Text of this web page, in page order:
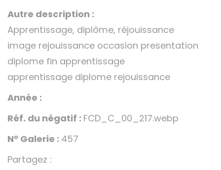
Autre description :
Apprentissage, diplôme, réjouissance
image rejouissance occasion presentation
diplome fin apprentissage
apprentissage diplome rejouissance
Année :
Réf. du négatif : FCD_C_00_217.webp
N° Galerie : 457
Partagez :